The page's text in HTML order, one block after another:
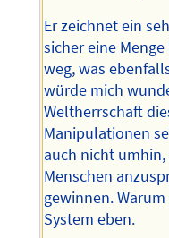
Er zeichnet ein
sicher eine
weg, was
würde mich
Weltherrschaft
Manipulationen
auch nicht
Menschen
gewinnen.
System eben.